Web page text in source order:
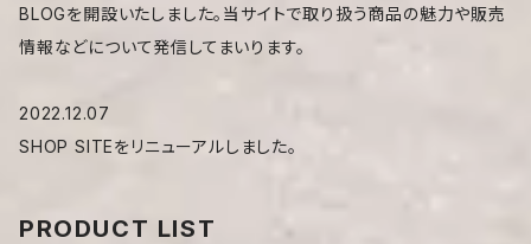
BLOGを開設いたしました。当サイトで取り扱う商品の魅力や販売
情報などについて発信してまいります。
2022.12.07
SHOP SITEをリニューアルしました。
PRODUCT LIST